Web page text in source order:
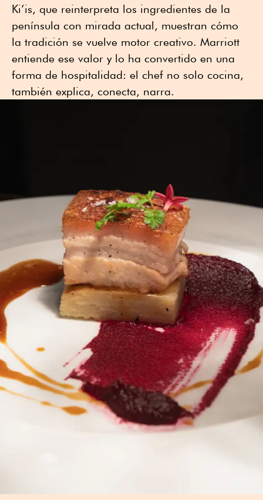
Ki’is, que reinterpreta los ingredientes de la
península con mirada actual, muestran cómo
la tradición se vuelve motor creativo. Marriott
entiende ese valor y lo ha convertido en una
forma de hospitalidad: el chef no solo cocina,
también explica, conecta, narra.